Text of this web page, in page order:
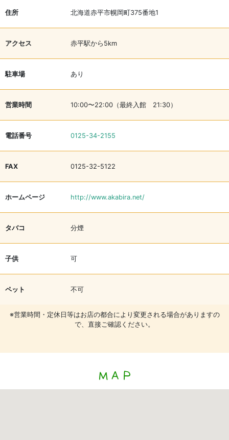
住所 北海道赤平市幌岡町375番地1
アクセス 赤平駅から5km
駐車場 あり
営業時間 10:00〜22:00（最終入館 21:30）
電話番号 0125-34-2155
FAX 0125-32-5122
ホームページ http://www.akabira.net/
タバコ 分煙
子供 可
ペット 不可
※営業時間・定休日等はお店の都合により変更される場合がありますの
で、直接ご確認ください。